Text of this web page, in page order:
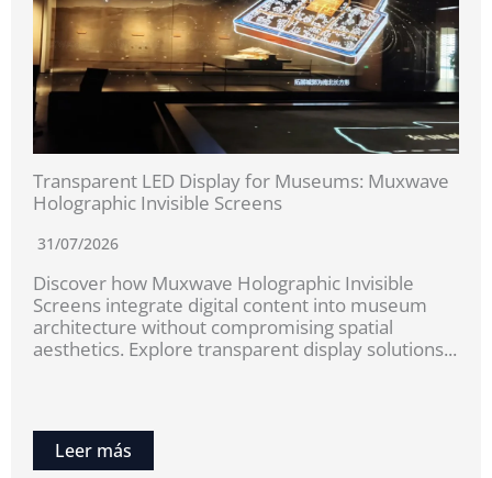
Transparent LED Display for Museums: Muxwave
Holographic Invisible Screens
31/07/2026
Discover how Muxwave Holographic Invisible
Screens integrate digital content into museum
architecture without compromising spatial
aesthetics. Explore transparent display solutions...
Leer más